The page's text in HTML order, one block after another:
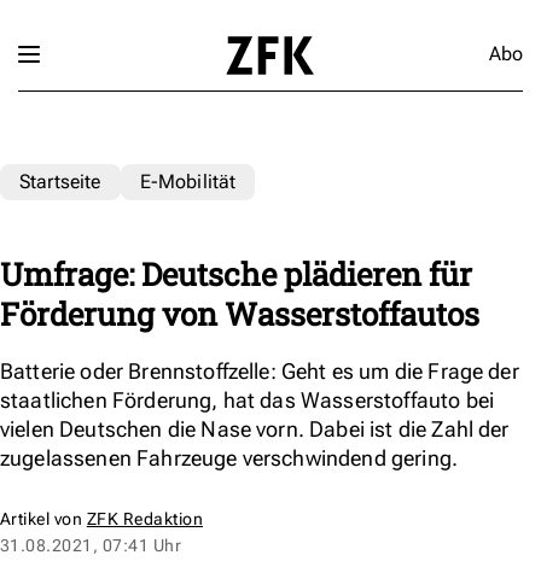
Abo
Startseite E-Mobilität
Umfrage: Deutsche plädieren für
Förderung von Wasserstoffautos
Batterie oder Brennstoffzelle: Geht es um die Frage der
staatlichen Förderung, hat das Wasserstoffauto bei
vielen Deutschen die Nase vorn. Dabei ist die Zahl der
zugelassenen Fahrzeuge verschwindend gering.
Artikel von ZFK Redaktion
31.08.2021, 07:41 Uhr